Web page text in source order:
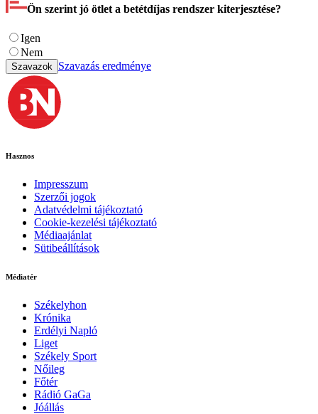
Ön szerint jó ötlet a betétdíjas rendszer kiterjesztése?
Igen
Nem
Szavazok Szavazás eredménye
Hasznos
Impresszum
Szerzői jogok
Adatvédelmi tájékoztató
Cookie-kezelési tájékoztató
Médiaajánlat
Sütibeállítások
Médiatér
Székelyhon
Krónika
Erdélyi Napló
Liget
Székely Sport
Nőileg
Főtér
Rádió GaGa
Jóállás